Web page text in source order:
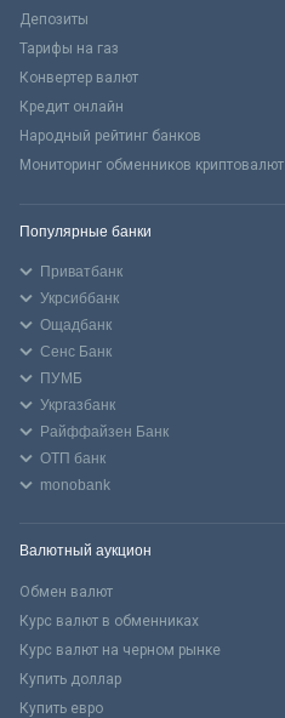
Депозиты
Тарифы на газ
Конвертер валют
Кредит онлайн
Народный рейтинг банков
Мониторинг обменников криптовалют
Популярные банки
Приватбанк
Укрсиббанк
Ощадбанк
Сенс Банк
ПУМБ
Укргазбанк
Райффайзен Банк
ОТП банк
monobank
Валютный аукцион
Обмен валют
Курс валют в обменниках
Курс валют на черном рынке
Купить доллар
Купить евро